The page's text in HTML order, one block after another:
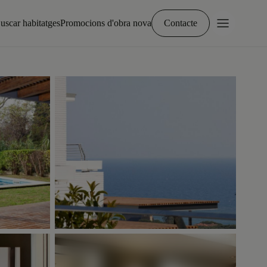
habitatgesPromocions d'obra nova Contacte